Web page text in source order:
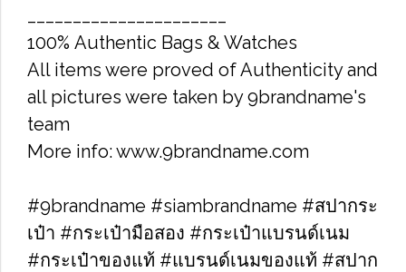
100% Authentic Bags & Watches
All items were proved of Authenticity and
all pictures were taken by 9brandname's
team
More info: www.9brandname.com
#9brandname #siambrandname #สปากระ
เป๋า #กระเป๋ามือสอง #กระเป๋าแบรนด์เนม
#กระเป๋าของแท้ #แบรนด์เนมของแท้ #สปาก